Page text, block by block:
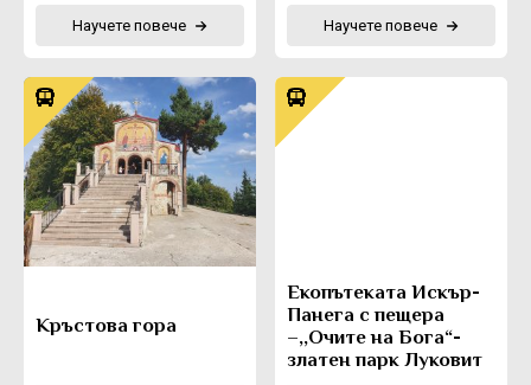
Научете повече Научете повече
Кръстова гора
Eкопътеката Искър-
Панега с пещера
–,,Очите на Бога“-
златен парк Луковит